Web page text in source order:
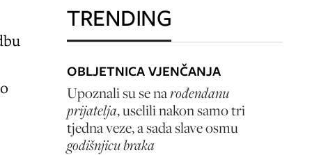
TRENDING
OBLJETNICA VJENČANJA
Upoznali su se narođendanu
prijatelja, uselili nakon samo tri
tjedna veze, a sada slave osmu
godišnjicu braka